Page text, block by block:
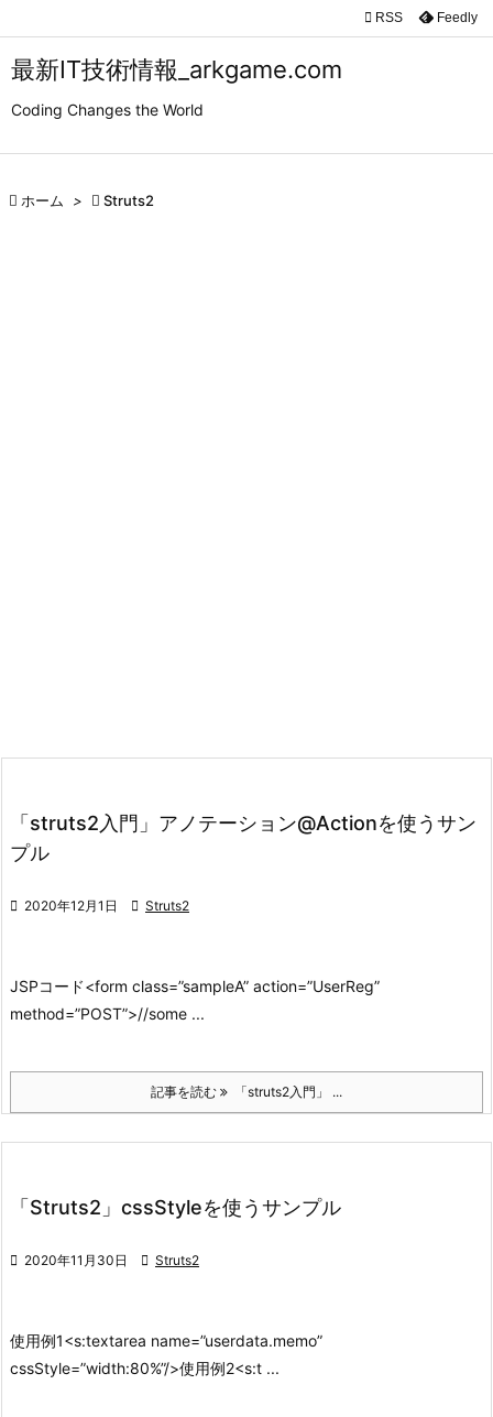
最新IT技術情報_arkgame.com
Coding Changes the World


 RSS Feedly
 ホーム >  Struts2
「struts2入門」アノテーション@Actionを使うサン
プル
 2020年12月1日  Struts2
JSPコード<form class=”sampleA” action=”UserReg”
method=”POST”>//some ...
記事を読む 「struts2入門」 ...
「Struts2」cssStyleを使うサンプル
 2020年11月30日  Struts2
使用例1<s:textarea name=”userdata.memo”
cssStyle=”width:80%”/>使用例2<s:t ...